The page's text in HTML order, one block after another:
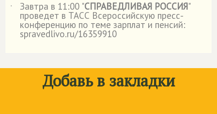
˙
Завтра в 11:00 "СПРАВЕДЛИВАЯ РОССИЯ"
проведет в ТАСС Всероссийскую пресс-
конференцию по теме зарплат и пенсий:
spravedlivo.ru/16359910
Добавь в закладки